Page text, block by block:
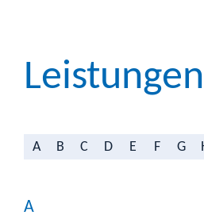
Leistungen
A B C D E F G
A